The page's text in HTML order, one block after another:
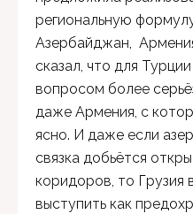
региональную
Азербайджан,
сказал, что для
вопросом более
даже Армения, с
ясно. И даже если
связка добьётся
коридоров, то
выступить как